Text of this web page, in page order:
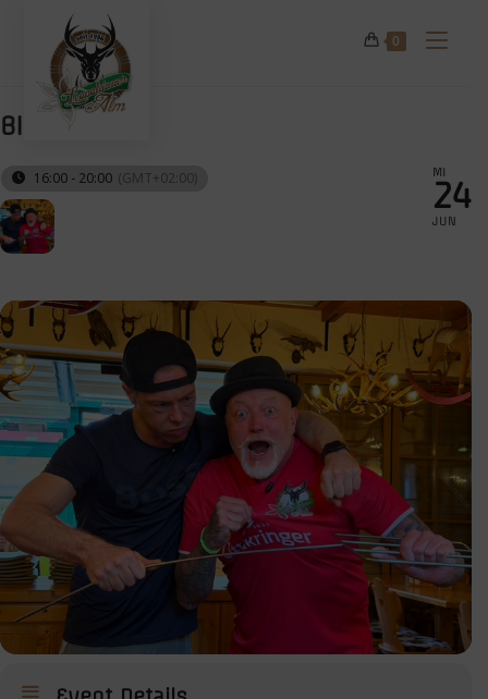
springen
0
BIG "M" DAY
16:00 - 20:00 (GMT+02:00) MI
24
JUN